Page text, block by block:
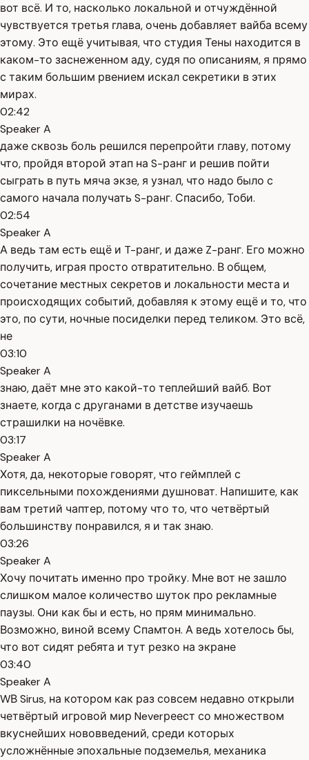
вот всё. И то, насколько локальной и отчуждённой
чувствуется третья глава, очень добавляет вайба всему
этому. Это ещё учитывая, что студия Тены находится в
каком-то заснеженном аду, судя по описаниям, я прямо
с таким большим рвением искал секретики в этих
мирах.
02:42
Speaker A
даже сквозь боль решился перепройти главу, потому
что, пройдя второй этап на S-ранг и решив пойти
сыграть в путь мяча экзе, я узнал, что надо было с
самого начала получать S-ранг. Спасибо, Тоби.
02:54
Speaker A
А ведь там есть ещё и T-ранг, и даже Z-ранг. Его можно
получить, играя просто отвратительно. В общем,
сочетание местных секретов и локальности места и
происходящих событий, добавляя к этому ещё и то, что
это, по сути, ночные посиделки перед теликом. Это всё,
не
03:10
Speaker A
знаю, даёт мне это какой-то теплейший вайб. Вот
знаете, когда с друганами в детстве изучаешь
страшилки на ночёвке.
03:17
Speaker A
Хотя, да, некоторые говорят, что геймплей с
пиксельными похождениями душноват. Напишите, как
вам третий чаптер, потому что то, что четвёртый
большинству понравился, я и так знаю.
03:26
Speaker A
Хочу почитать именно про тройку. Мне вот не зашло
слишком малое количество шуток про рекламные
паузы. Они как бы и есть, но прям минимально.
Возможно, виной всему Спамтон. А ведь хотелось бы,
что вот сидят ребята и тут резко на экране
03:40
Speaker A
WВ Sirus, на котором как раз совсем недавно открыли
четвёртый игровой мир Neverреест со множеством
вкуснейших нововведений, среди которых
усложнённые эпохальные подземелья, механика